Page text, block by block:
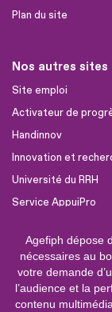
Agefiph dépose
nécessaires au
votre demande
l’audience et la
contenu
Plan du site
Nos autres sites
Site emploi
Activateur de
Handinnov
Innovation et
Université du RRH
Service AppuiPro
Nous suivre
Youtube
Linkedin